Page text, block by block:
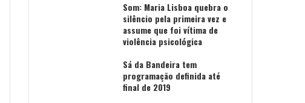
Som: Maria Lisboa quebra o
silêncio pela primeira vez e
assume que foi vítima de
violência psicológica
Sá da Bandeira tem
programação definida até
final de 2019